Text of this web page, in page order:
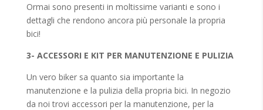
Ormai sono presenti in moltissime varianti e sono i
dettagli che rendono ancora più personale la propria
bici!
3- ACCESSORI E KIT PER MANUTENZIONE E PULIZIA
Un vero biker sa quanto sia importante la
manutenzione e la pulizia della propria bici. In negozio
da noi trovi accessori per la manutenzione, per la